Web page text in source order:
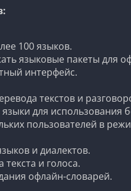
100 языков.
языковые пакеты для
интерфейс.
текстов и
для использования
пользователей в
и диалектов.
и голоса.
офлайн-словарей.